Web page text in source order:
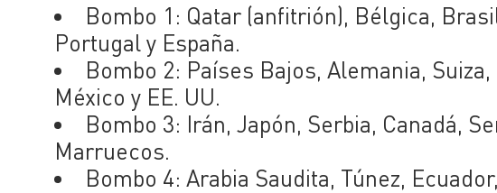
Bombo 1: Qatar (anfitrión), Bélgica,
Portugal y España.
Bombo 2: Países Bajos, Alemania,
México y EE. UU.
Bombo 3: Irán, Japón, Serbia, Canadá,
Marruecos.
Bombo 4: Arabia Saudita, Túnez,